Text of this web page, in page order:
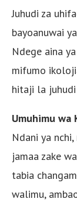
Juhudi za
bayoanuwai
Ndege aina
mifumo
hitaji la
Umuhimu wa
Ndani ya
jamaa zake
tabia
walimu,